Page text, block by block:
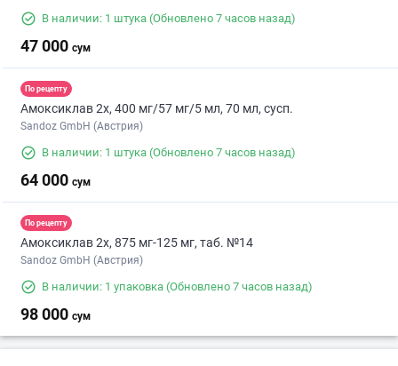
В наличии: 1 штука (Обновлено 7 часов назад)
47 000 сум
По рецепту
Амоксиклав 2х, 400 мг/57 мг/5 мл, 70 мл, сусп.
Sandoz GmbH (Австрия)
В наличии: 1 штука (Обновлено 7 часов назад)
64 000 сум
По рецепту
Амоксиклав 2х, 875 мг-125 мг, таб. №14
Sandoz GmbH (Австрия)
В наличии: 1 упаковка (Обновлено 7 часов назад)
98 000 сум